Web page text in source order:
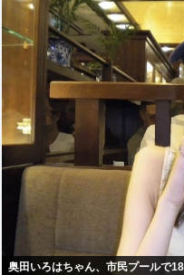
奥田いろはちゃん、市民プールで